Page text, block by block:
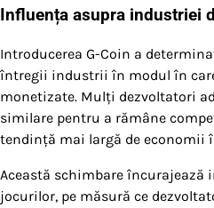
Influența asupra industriei
Introducerea G-Coin a
întregii industrii în modul în
monetizate. Mulți dezvoltatori
similare pentru a rămâne
tendință mai largă de economii
Această schimbare încurajează
jocurilor, pe măsură ce